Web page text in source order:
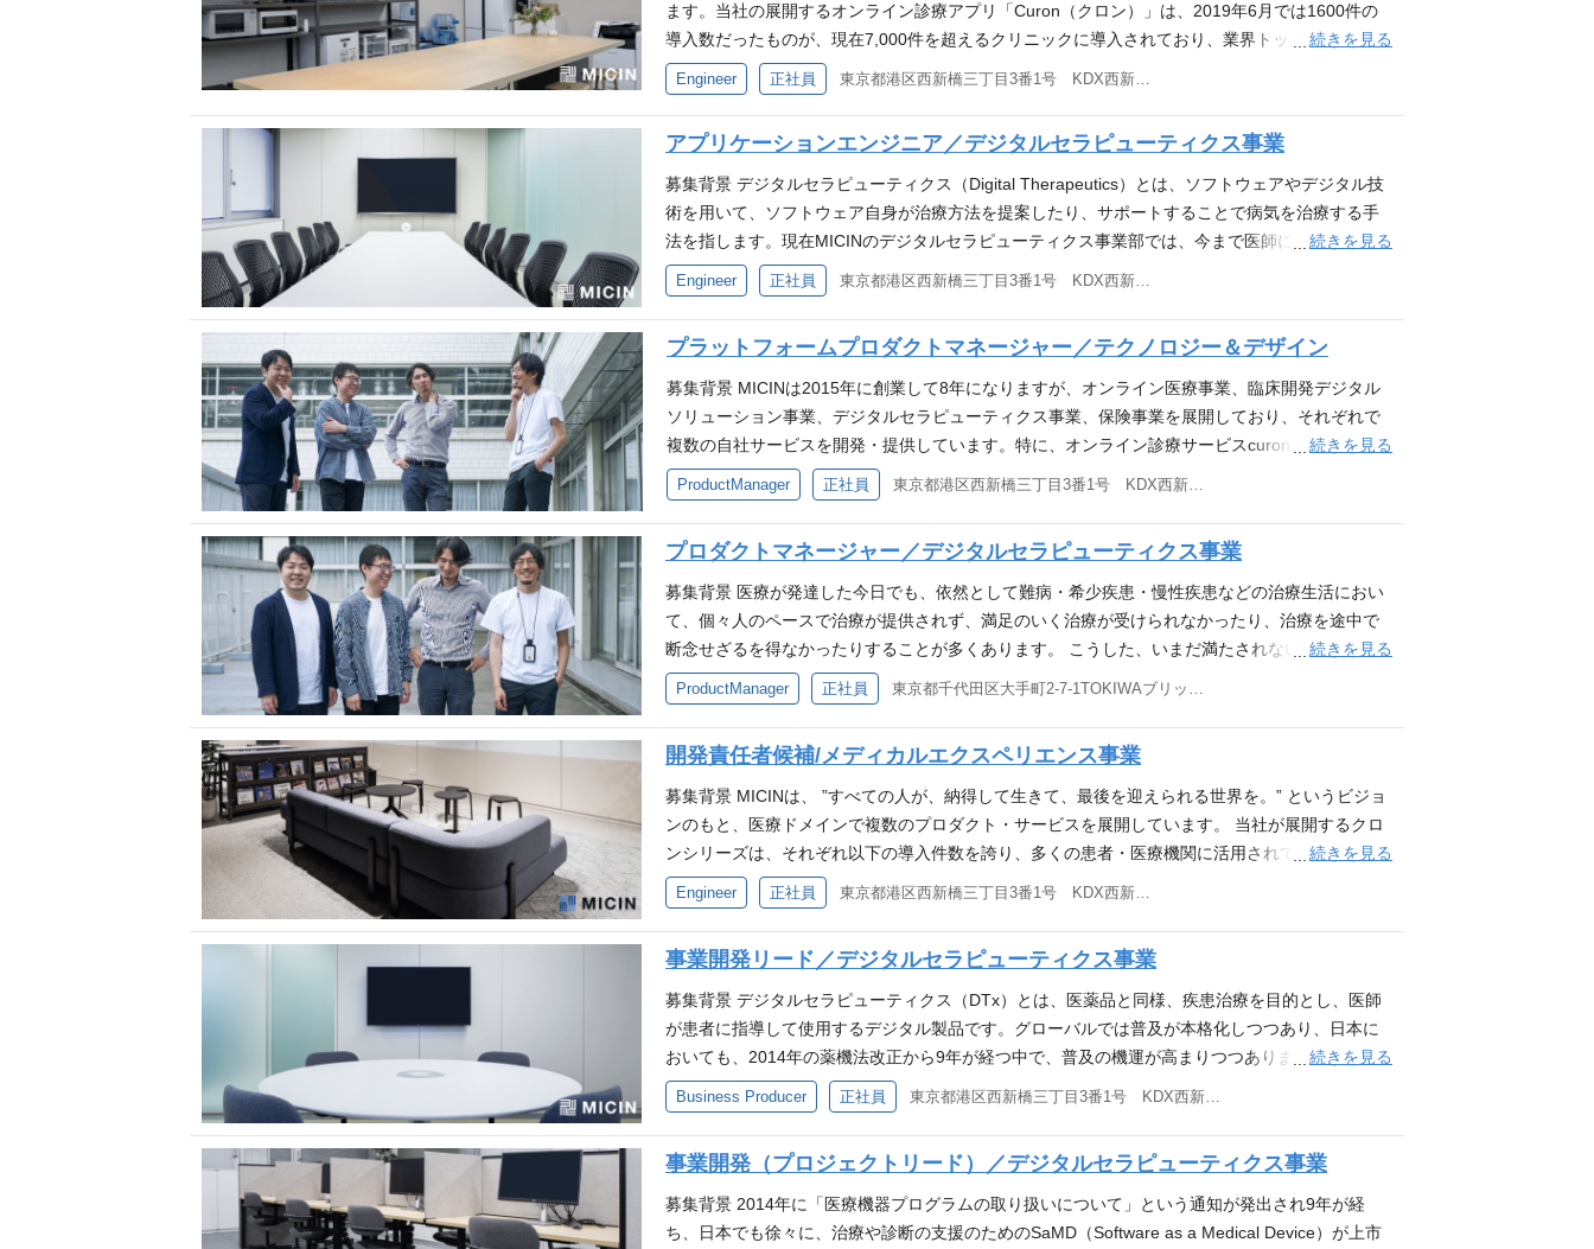
ます。当社の展開するオンライン診療アプリ「Curon（クロン）」は、2019年6月では1600件の
導入数だったものが、現在7,000件を超えるクリニックに導入されており、業界トップシェアを誇
っています。 このような事業の成長に伴い、エンジニアのリソースが不足している状況です。 こ
れまで以上にスピード感のある開発 プロダクトの全体像や中長期での目線（保守）への意識 プロ
の開発をリードいただける方の募集に至りました。 仕事内容 メディカルエクスペリエンス事業部
において、オンライン診療サービス「curon(クロン)」をはじめとした、アプリケーションの設計
／開発をお任せします。 ※適正や希望に応じて運用／保守／改善にも携わっていただきます。 ＜
携わる可能性のあるサービス＞ オンライン診療サービス「curon(クロン)」 薬局向けサービス「c
uronお薬サポート」 キャッシュレスサービス「クロンスマートパス」 オンラインピル処方サービ
ス「ピルマル」 医薬品の臨床開発向けデジタルソリューション事業「MiROHA」 など ＜業務の
進め方＞ アプリケーションの新機能開発・改修などは勿論のこと、医療分野における新規事業を
ビジネスサイドのメンバーと共に創出して行くなど、一人一人のメンバーが自らオーナシップを
取って業務に取り組んでいます。 医療制度やビジネス上の要件を理解するにあたっては、サービ
ス開発と並行して少しずつ学習していただく必要はありますが、ビジネスチームに医療業界経験
者が多いこともあり、話し合い／質問しながら理解を深め、開発を進めていくことができる環境
です。 また、ご本人の志向に応じて、チームをスケーラブルに拡大し、より加速していくであろ
う事業成長にフィットするようなチームを築き上げるチームビルディングなどマネジメントに携
わっていただくことも可能です。 ＜業務内容備考＞ 雇入れ直後：上記参照 変更の範囲：会社の
定める業務 仕事の魅力 極めて社会貢献性が非常に大きいマーケット、事業、企業風土で働くこと
が出来ます。医療の領域は古典的なイメージをもたれる方もいますが、だからこそポテンシャル
が大きく、医療ほど社会に影響を与えるテーマはないのではないかと自負しています。 運用に入
ったフェーズのプロダクトは、ユーザーからの問い合わせのうち技術的な対応が求められるもの
ムの間に、課題を精査し解決に当たるサポートエンジニアが入り運用をしております。 インフラ
量があります。 オンライン診療サービス「curon」のフロントエンドはすべてTypeScriptで書かれ
として「見せる動き」を心がけていることから、数々のノウハウを蓄積してきたTS開発は強みの
1つとなっています。 開発チームについて メンバーのプロダクトへのアサインメント スキルや志
向性、適性などを踏まえ各プロダクトにアサインされています 毎週エンジニアとデザイナーが集
まるMTGを行い、進捗の共有など技術者間での連携ができるよう努めています 定期的に開発合宿
イブリッドで実施し、交流を深めながらも技術を高めるという取り組みをしています。 開発フロ
ってくださる、医療機関様や患者様の声に耳を傾けながら、開発に取り組むことができています
短期的な要望と、中長期に目指すプロダクト戦略から落ちてくる、開発の双方が優先順位付けさ
れながら週次/隔週のスプリントミーティングにて、次回スプリントの開発タスクとしてつまれ、
それらをエンジニアの特性や、伸ばしたい技術領域などから、アサイン判断をするような形で、
で柔軟に幅広く取り入れていこうという思想が根付いており、エンジニアとして日々刺激を持っ
て取り組めるような環境となっています。技術に誇りを持ち、それを活かして世の中を変えて行
こうと言う熱い想いを持ったチームです。 必要な経験・スキル 以下のご経験をお持ちの方 自社
プロダクトの設計～開発まで携わったことがある方 Ruby on Rails、Next、React Native (TypeScr
続きを見る
Engineer 正社員
アプリケーションエンジニア／デジタルセラピューティクス事業
募集背景 デジタルセラピューティクス（Digital Therapeutics）とは、ソフトウェアやデジタル技
術を用いて、ソフトウェア自身が治療方法を提案したり、サポートすることで病気を治療する手
法を指します。現在MICINのデジタルセラピューティクス事業部では、今まで医師にしかできな
かったことを、スマートフォンを使って、自宅からでも治療生活に必要なサポートを得られるよ
うにする治療用アプリケーションの開発を行っています。 今まででは治療が辛くて続けられなか
ったり、不安になっても誰にも相談できないような状況にあった人を、一人多くでも前向きに治
療生活に向き合っていけるように手助けできることを目指しています。例えば、腸に炎症や腫瘍
などがないにも関わらず、腹痛や便秘・下痢などの便通異常が数ヵ月以上続く過敏性腸症候群を
治療するために、暴露療法を用いる治療用アプリなどを開発しています。 現在、このような治療
用アプリケーション開発をさらに拡大していくためにアプリケーションエンジニアを募集してい
ます。 仕事内容 デジタルセラピューティクス事業部において、治療アプリとその周辺サービスの
アプリケーションのフロントエンドとバックエンドの両方の設計／開発をお任せします。 ※適正
や希望に応じて運用／保守／改善にも携わっていただきます。 ＜具体的な業務内容＞ アプリケー
ションの開発を行うチームのリーディングを行なっていただきます。 使用技術としてはTypeScrip
t / Prisma / GraphQL / React といった技術を用いたフレームワークであるRedwood.jsを使って開
発を行います。 サーバーサイドとフロントエンドで一貫した言語で開発を行うことでの認知負荷
の低い開発を行うことができます。 降りてきた仕様を言われた期間で実装するのではなく、PdM
とを期待しています。 具体的な実装や設計、チームビルディングについてもチームをリードする
役割を果たしていただくことを期待していますが、チーム内のメンバーの得意領域を鑑みながら
柔軟に議論して進めていただけることが望ましいです。 医療制度やビジネス上の要件を理解する
チームに医療業界経験者が多いこともあり、話し合い／質問しながら理解を深め、開発を進めて
いくことができる環境です。 データマネジメントを重要視していて、データの信頼性、可用性に
気をつけた開発を行っています。 仕事の魅力 社会貢献性が非常に大きいプロダクトを開発するこ
とが出来ます。医療領域は、患者さんの安全のため他領域と比べて比較的緩やかに進歩すること
くあります。その中でも薬機法の規制がある治療用アプリの世界はその中でも最たるものです。
アしてプロダクトを届けていく必要があります。その患者さんのペインのど真ん中を解決してい
くというところに治療用アプリの開発の醍醐味があります。 技術者同士の交流が盛んで頻繁に設
計についての意見交換や最新技術についての情報交換が行われています。特に、チーム全員で同
じ課題に取り組み、リアルタイムで議論しながらコーディングを進めるモブプログラミングも導
れ、全員が発言しやすい和やかな雰囲気で開発を進めることを大切にしています。 仕事の中でも
柔らかい雰囲気でコミュニケーションが取れるようにしていて、雑談のような時間を小さく頻繁
に取ることが事業部の中でも意識して行われています。 開発チームについて ■エンジニア人数
や、メンバーのプロダクトへのアサインメント 一つのプロダクトに対して3、4人程度の小さなチ
続きを見る
Engineer 正社員
プラットフォームプロダクトマネージャー／テクノロジー＆デザイン
募集背景 MICINは2015年に創業して8年になりますが、オンライン医療事業、臨床開発デジタル
ソリューション事業、デジタルセラピューティクス事業、保険事業を展開しており、それぞれで
複数の自社サービスを開発・提供しています。特に、オンライン診療サービスcuron（クロン）
は、2016年4月にリリースされて以来、数多くの患者さんや医療者にご利用いただいています。
その中で、これからのMICINはプロダクト間のシナジーをこれまで以上に深めていき、患者さん
と医療者の一気通貫の医療体験を創っていくフェーズにシフトしていこうとしています。 現在、
curonはオンライン診療サービスだけでなく、curon お薬サポートやクロンスマートパスといった
サブブランドの提供も進んでおり、対面とオンラインのハイブリットな通院体験を実現を目指し
ています。この新しい通院体験を実現している患者さんや医療機関・医療者のアカウントは、事
業シナジーの創出に重要な要素になってきており、今後はデジタルセラピューティクス事業や保
険事業で利用することで、より大きな価値を創出していきます。 そのため、まずは、curonのア
カウント基盤を整備・分離していくことで、他事業から利活用が可能なプラットフォームとして
整備していく必要があります。 上記の背景から、MICINの戦略を理解し、各事業部のプロダクト
の方向性を見定めながら、curonのアカウント基盤を全社のアカウント基盤に拡張していくことを
リードいただける方を募集させていただきます。 仕事内容 全社横断のテクノロジー＆デザイン部
において、以下のような企画・推進業務をお任せする予定です。 具体的な業務内容 全社プロダク
ト戦略を実現するための、全社共通基盤のロードマップを策定 curonのアカウント基盤をベース
基盤分離の企画・推進 各事業部と連携し、事業シナジーを生み出すために必要な要求・要件の
策定 エンジニアと共に、全社共通基盤の運用体制の設計と構築 仕事の魅力 新型コロナウイルス
感染症の流行に伴い、医療業界はかつてない転機を迎え、急速にデジタル化が進もうとしてお
魅力です。 curonのように1→10、10→100フェーズを迎えるプロダクトだけでなく、デジタルセ
ラピューティクス事業では0→1のプロダクト開発が並行して進んでいます。このようなMICINの
根幹を担っていくプロダクトの架け橋となり、全社視点でMICINのプロダクトの基盤を主導的に
実現していくことで、各プロダクトごとに検討しているジャーニーがシームレスに繋がり、医療
は、医療領域出身者だけでなく、大手WEB企業・WEBベンチャーのメンバーが中心に構成されて
域に強みを持ったプロフェッショナルが集結しております。異分野のメンバーとの密なコラボレ
ーションを通じ、ご自身のスキルアップと共に、本当に意味のある医療体験のDXを社会実装して
続きを見る
ProductManager 正社員
プロダクトマネージャー／デジタルセラピューティクス事業
募集背景 医療が発達した今日でも、依然として難病・希少疾患・慢性疾患などの治療生活におい
て、個々人のペースで治療が提供されず、満足のいく治療が受けられなかったり、治療を途中で
断念せざるを得なかったりすることが多くあります。 こうした、いまだ満たされないニーズ（ア
ンメットニーズ）を解決する手段として注目を集めているのが、デジタルセラピューティクス（D
Tx／医学的エビデンスに基づいたソフトウェアによる介入で、疾病の管理のみならず、予防や診
断、治療、介入を支援する手法）です。 特にその中でもSaMD（Software as a Medical Device）
は、医療機器としての承認を受け、医師の指示により保険償還を行えるものとして、多くの患者
に届けることが可能になります。投薬をベースとした治療から、SaMDを使った治療へと選択肢を
広げることで患者の体験をより充実することができると期待されています。 MICINではこのSaM
Dを通して、患者が安心して治療生活を送る世界を創りあげたいと考えています。 国内では、201
4年に「医療機器プログラムの取り扱いについて」という通知が発出されて以来、徐々に、病気の
診断や治療に使用されるソフトウェアが医療機器として市場に投入されるようになってきました
が、社会的な認知度は低く、医療現場で有効に活用されているとは言い切れないからこそ、これ
からの発展が重要だと考えています。 我々は、未だに解決されていないの多くのニーズ（アンメ
ットニーズ）に真っ正面から向き合い、医薬品だけではない治療、デジタルに強みを持ち、納得
して治療に取り組み、安心して治療生活をおくれる世界を目指します。 現段階では非公開なもの
も多くありますが、心臓外科における周術期管理サービスである「MedBridge heart care」を始
機器メーカーと共同で行っております。さらなる事業拡大に向けてプロダクト開発をリードして
くプロダクトマネージャーを探しています。 医療に想いのあるメンバーが集まった、「熱い」チ
ームです。 とことん患者目線で、世の中の役に立つプロダクトを生み出そうと日々奮闘していま
まだ誰も見たことのない、SaMDの新しい世界へ。DTxのメンバーと一緒に毎日ワクワクしながら
続きを見る
ProductManager 正社員
開発責任者候補/メディカルエクスペリエンス事業
募集背景 MICINは、 ”すべての人が、納得して生きて、最後を迎えられる世界を。” というビジョ
ンのもと、医療ドメインで複数のプロダクト・サービスを展開しています。 当社が展開するクロ
ンシリーズは、それぞれ以下の導入件数を誇り、多くの患者・医療機関に活用されています。 オ
ンライン診療サービス「クロンオンライン診療」：導入クリニック数7,000件以上 薬局向けサー
ビス：「クロンお薬サポート」：導入薬局6,000店舗以上 通院専用キャッシュレスサービス「ク
ロンスマートパス」導入医療機関数1,500件以上 クロンシリーズは2016年に患者と医師をオンラ
インで繋ぐオンライン診療サービスから提供を開始し、服薬指導を中心とした薬局向けサービ
ス、対面診療もカバーする通院専用キャッシュレスサービスと新しいプロダクトをリリースして
きました。 現在MICIN内で最大のコードベースとなっています。 今後は各プロダクトそれぞれの
進化はもちろん、MICINが提供する他事業とのシナジーを深め、患者と医療者の一気通貫の医療
体験を創るフェーズにシフトしていきます。 プロダクトがさらに複雑化する中、新機能開発だけ
でなくドメインモデリング、DevOps、データの保守など、様々な観点から技術課題を定義し、継
続性とスピード感のある開発の実現が求められています。 ＜解決していただきたい課題＞ メディ
カルエクスペリエンス事業部の現状のエンジニアチームでは、更なるプロダクト・プロジェクト
の拡大・進化を実現するためのスケーラブルな開発組織・体制を作る力が必ずしも十分ではあり
ません。 具体的には、 プロダクトの全体像や中長期での目線への意識 プロダクトの状態に適し
続きを見る
Engineer 正社員
事業開発リード／デジタルセラピューティクス事業
募集背景 デジタルセラピューティクス（DTx）とは、医薬品と同様、疾患治療を目的とし、医師
が患者に指導して使用するデジタル製品です。グローバルでは普及が本格化しつつあり、日本に
おいても、2014年の薬機法改正から9年が経つ中で、普及の機運が高まりつつあります。 MICIN
のデジタルセラピューティクス事業では、今まで解決できなかった医療のアンメットニーズに向
き合う新たな医療体験・治療生活・治療選択肢の創出に向け、さまざまな疾患領域において、製
薬企業や医療機器メーカー、アカデミア機関と共同で、治療補助アプリや生体情報共有アプリ、
治療用アプリの開発に取り組んでいます。 MICINのビジョンである「すべての人が、納得して生
きて、最期を迎えられる世界を。」の実現に向け、このデジタルセラピューティクス事業を更に
加速させるべく、様々なステークホルダーとの幅広いコミュニケーションを通じてプロジェクト
続きを見る
Business Producer 正社員
事業開発（プロジェクトリード）／デジタルセラピューティクス事業
募集背景 2014年に「医療機器プログラムの取り扱いについて」という通知が発出され9年が経
ち、日本でも徐々に、治療や診断の支援のためのSaMD（Software as a Medical Device）が上市